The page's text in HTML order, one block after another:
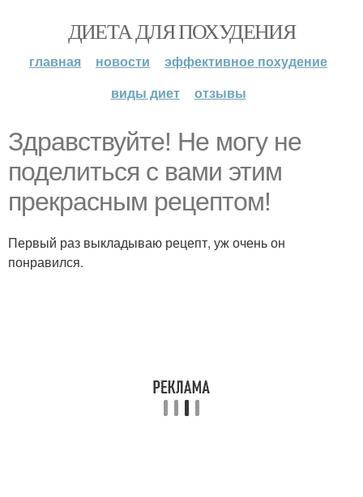
ДИЕТА ДЛЯ ПОХУДЕНИЯ
главная новости
эффективное похудение
виды диет
отзывы
Здравствуйте! Не могу не
поделиться с вами этим
прекрасным рецептом!
Первый раз выкладываю рецепт, уж очень он
понравился.